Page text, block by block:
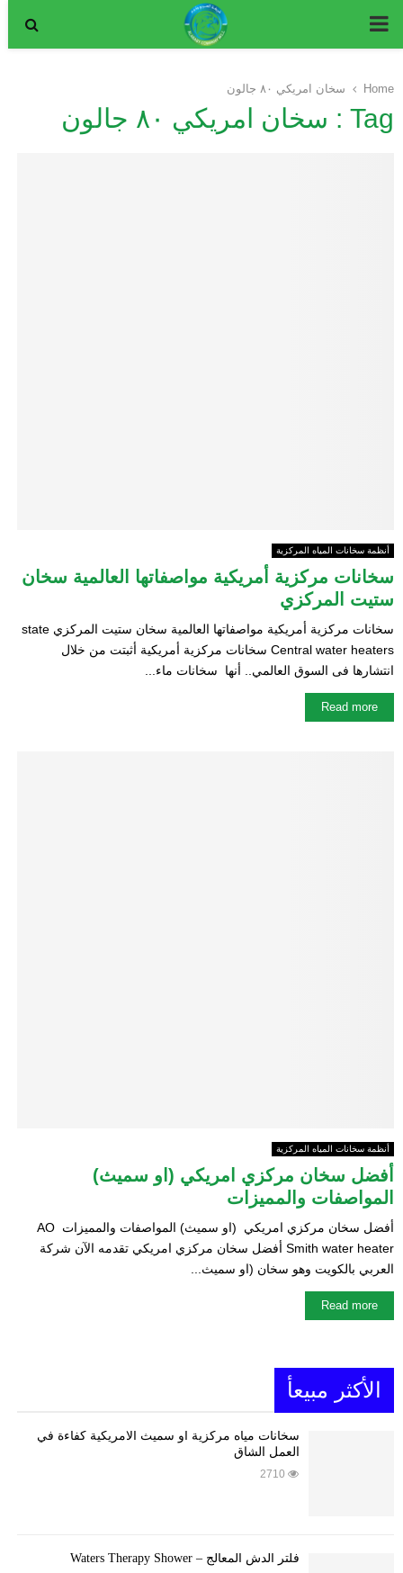
P
I
Home سخان امريكي ٨٠ جالون
Tag : سخان امريكي ٨٠ جالون
أنظمة سخانات المياه المركزية
سخانات مركزية أمريكية مواصفاتها العالمية سخان
ستيت المركزي
سخانات مركزية أمريكية مواصفاتها العالمية سخان ستيت المركزي state
Central water heaters سخانات مركزية أمريكية أثبتت من خلال
انتشارها فى السوق العالمي.. أنها سخانات ماء...
Read more
أنظمة سخانات المياه المركزية
أفضل سخان مركزي امريكي (او سميث)
المواصفات والمميزات
أفضل سخان مركزي امريكي (او سميث) المواصفات والمميزات AO
Smith water heater أفضل سخان مركزي امريكي تقدمه الآن شركة
العربي بالكويت وهو سخان (او سميث...
Read more
الأكثر مبيعأ
سخانات مياه مركزية او سميث الأمريكية كفاءة في
العمل الشاق
2710
فلتر الدش المعالج – Waters Therapy Shower